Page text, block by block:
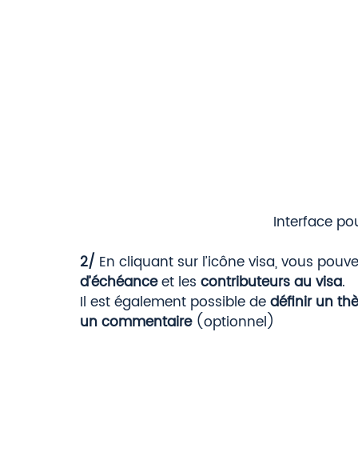
Interface
2/ En cliquant sur l’icône visa, vous
d’échéance et les contributeurs au visa.
Il est également possible de définir un
un commentaire (optionnel)